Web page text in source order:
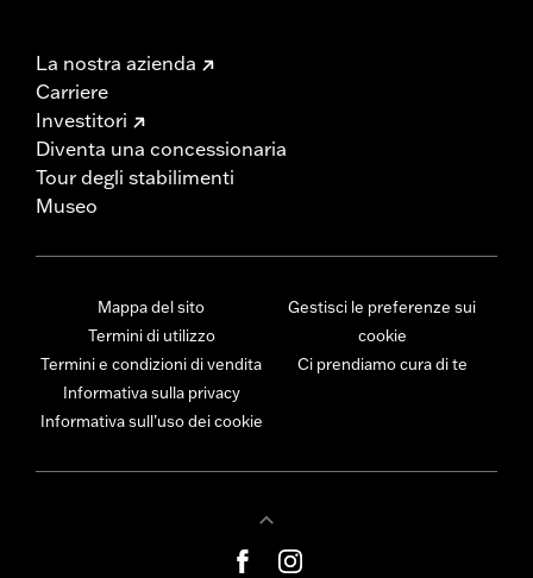
La nostra azienda
Carriere
Investitori
Diventa una concessionaria
Tour degli stabilimenti
Museo
Mappa del sito
Termini di utilizzo
Termini e condizioni di vendita
Informativa sulla privacy
Informativa sull’uso dei cookie
Gestisci le preferenze sui
cookie
Ci prendiamo cura di te